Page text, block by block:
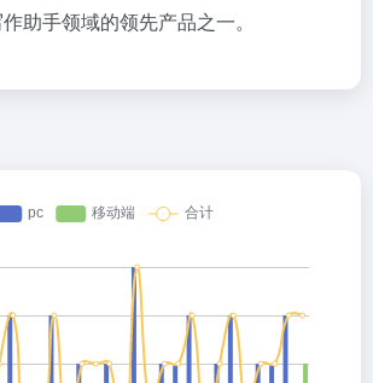
助手领域的领先产品之一。